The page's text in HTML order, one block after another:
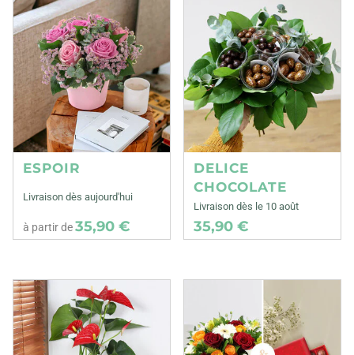
ESPOIR
Livraison dès aujourd'hui
à partir de35,90 €
DELICE
CHOCOLATE
Livraison dès le 10 août
35,90 €